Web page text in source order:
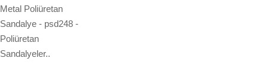
Metal Poliüretan
Sandalye - psd248 -
Poliüretan
Sandalyeler..